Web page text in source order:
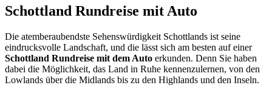
Schottland Rundreise mit Auto
Die atemberaubendste Sehenswürdigkeit Schottlands ist seine
eindrucksvolle Landschaft, und die lässt sich am besten auf einer
Schottland Rundreise mit dem Auto erkunden. Denn Sie haben
dabei die Möglichkeit, das Land in Ruhe kennenzulernen, von den
Lowlands über die Midlands bis zu den Highlands und den Inseln.